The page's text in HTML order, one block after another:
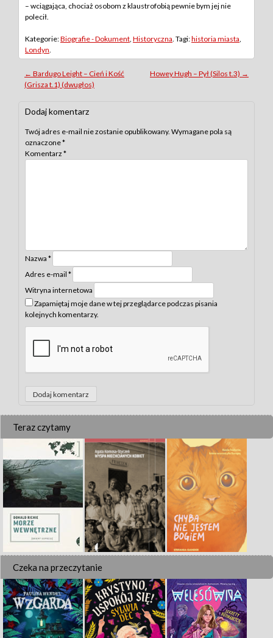
– wciągająca, chociaż osobom z klaustrofobią pewnie bym jej nie
polecił.
Kategorie:Biografie - Dokument Historyczna . Tagi:historia miasta
Londyn
Post
navigation
← Bardugo Leight – Cień i Kość
(Grisza t.1) (dwugłos)
Howey Hugh – Pył (Silos t.3) →
Dodaj komentarz
Twój adres e-mail nie zostanie opublikowany. Wymagane pola są
oznaczone*
Komentarz *
Nazwa *
Adres e-mail *
Witryna internetowa
Zapamiętaj moje dane w tej przeglądarce podczas pisania
kolejnych komentarzy.
Teraz czytamy
Czeka na przeczytanie